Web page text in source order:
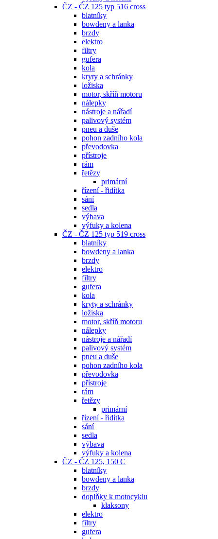
ČZ - ČZ 125 typ 516 cross
blatníky
bowdeny a lanka
brzdy
elektro
filtry
gufera
kola
kryty a schránky
ložiska
motor, skříň motoru
nálepky
nástroje a nářadí
palivový systém
pneu a duše
pohon zadního kola
převodovka
přístroje
rám
řetězy
primární
řízení - řidítka
sání
sedla
výbava
výfuky a kolena
ČZ - ČZ 125 typ 519 cross
blatníky
bowdeny a lanka
brzdy
elektro
filtry
gufera
kola
kryty a schránky
ložiska
motor, skříň motoru
nálepky
nástroje a nářadí
palivový systém
pneu a duše
pohon zadního kola
převodovka
přístroje
rám
řetězy
primární
řízení - řidítka
sání
sedla
výbava
výfuky a kolena
ČZ - ČZ 125, 150 C
blatníky
bowdeny a lanka
brzdy
doplňky k motocyklu
klaksony
elektro
filtry
gufera